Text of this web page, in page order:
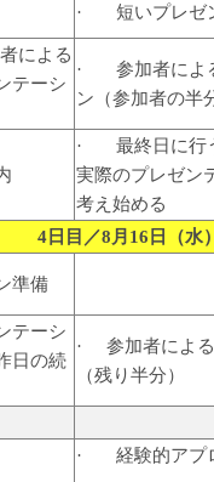
· 短いプレゼ
による
テーシ
· 参加者によ
ン（参加者の半
· 最終日に行
実際のプレゼン
考え始める
4 日目／8 月 16 日（水）
準備
テーシ
日の続
· 参加者による
（残り半分）
· 経験的アプ